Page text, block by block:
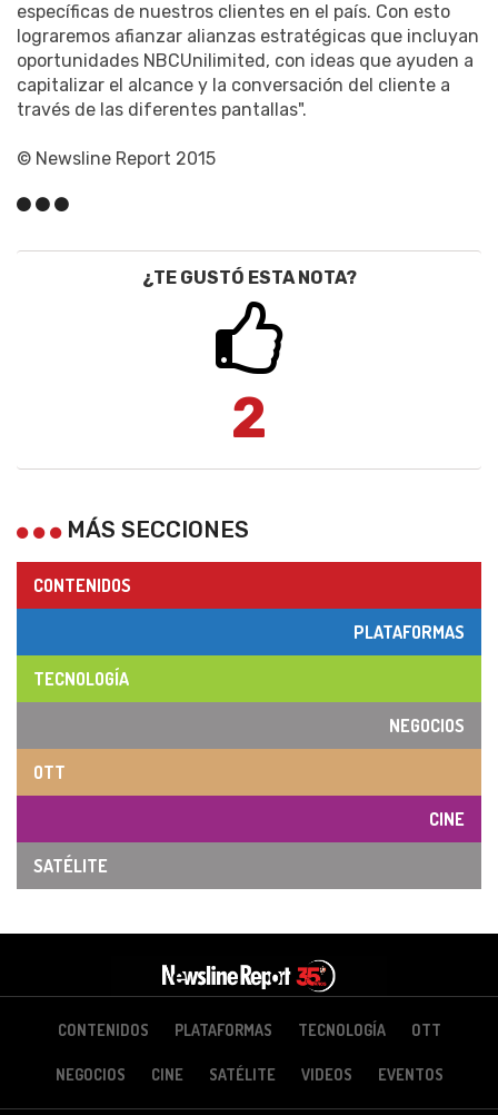
específicas de nuestros clientes en el país. Con esto
lograremos afianzar alianzas estratégicas que incluyan
oportunidades NBCUnilimited, con ideas que ayuden a
capitalizar el alcance y la conversación del cliente a
través de las diferentes pantallas".
© Newsline Report 2015
¿TE GUSTÓ ESTA NOTA?
2
MÁS SECCIONES
CONTENIDOS
PLATAFORMAS
TECNOLOGÍA
NEGOCIOS
OTT
CINE
SATÉLITE
CONTENIDOS PLATAFORMAS TECNOLOGÍA OTT
NEGOCIOS CINE SATÉLITE VIDEOS EVENTOS